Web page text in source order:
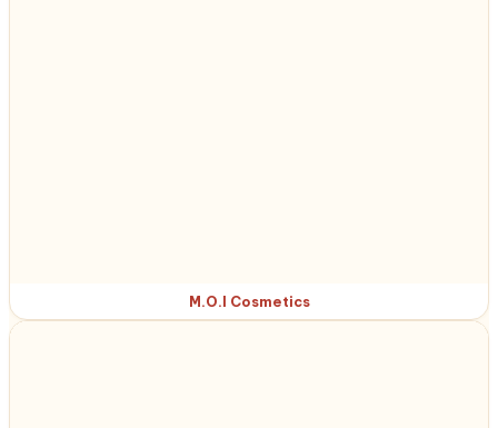
M.O.I Cosmetics